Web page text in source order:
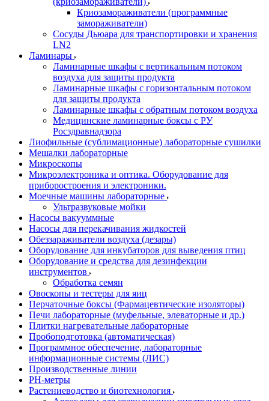
Криозамораживатели (программные
замораживатели)
Сосуды Дьюара для транспортировки и хранения
LN2
Ламинары
Ламинарные шкафы с вертикальным потоком
воздуха для защиты продукта
Ламинарные шкафы с горизонтальным потоком
для защиты продукта
Ламинарные шкафы с обратным потоком воздуха
Медицинские ламинарные боксы с РУ
Росздравнадзора
Лиофильные (сублимационные) лабораторные сушилки
Мешалки лабораторные
Микроскопы
Микроэлектроника и оптика. Оборудование для
приборостроения и электроники.
Моечные машины лабораторные
Ультразвуковые мойки
Насосы вакууммные
Насосы для перекачивания жидкостей
Обеззараживатели воздуха (дезары)
Оборудование для инкубаторов для выведения птиц
Оборудование и средства для дезинфекции
инструментов
Обработка семян
Овоскопы и тестеры для яиц
Перчаточные боксы (Фармацевтические изоляторы)
Печи лабораторные (муфельные, элеваторные и др.)
Плитки нагревательные лабораторные
Пробоподготовка (автоматическая)
Программное обеспечение, лабораторные
информационные системы (ЛИС)
Производственные линии
РH-метры
Растениеводство и биотехнология